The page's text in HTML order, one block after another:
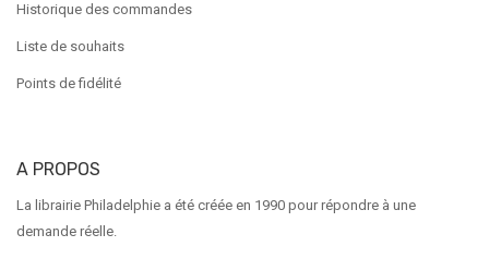
Historique des commandes
Liste de souhaits
Points de fidélité
A PROPOS
La librairie Philadelphie a été créée en 1990 pour répondre à une
demande réelle.